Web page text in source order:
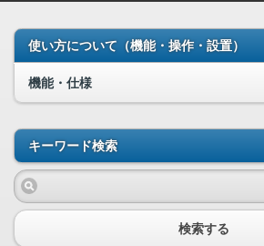
使い方について（機能・操作・設置）
機能・仕様
キーワード検索
検索する